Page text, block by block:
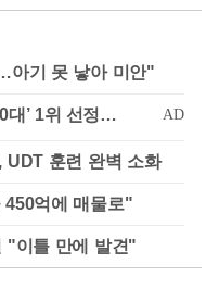
아기 못 낳아 미안"
훈련 완벽 소화
450억에 매물로"
"이틀 만에 발견"